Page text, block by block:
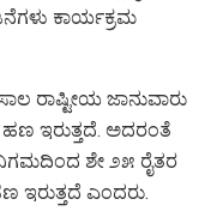
ಕಾರ್ಯಕ್ರಮ
ರಾಷ್ಟೀಯ ಜಾನುವಾರು
ಹಣ ಇರುತ್ತದೆ. ಅದರಂತೆ
ಶೇ ೨೫ ರೈತರ
ಇರುತ್ತದೆ ಎಂದರು.